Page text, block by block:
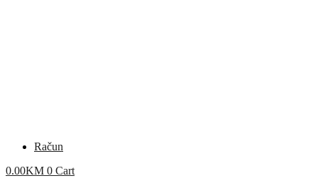
Račun
0.00KM 0 Cart